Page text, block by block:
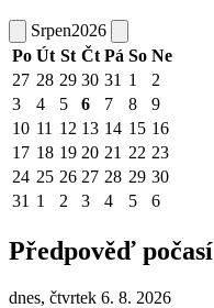
Srpen2026
Po Út St Čt Pá So Ne
27 28 29 30 31 1
2
3
4 5 6 7 8
9
10 11 12 13 14 15 16
17 18 19 20 21 22 23
24 25 26 27 28 29 30
31 1 2 3 4 5 6
Předpověď počasí
dnes, čtvrtek 6. 8. 2026